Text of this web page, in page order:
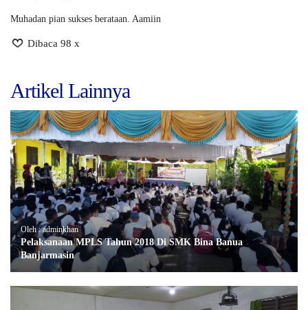
Muhadan pian sukses berataan. Aamiin
Dibaca 98 x
Artikel Lainnya
Oleh : adminkhan
Pelaksanaan MPLS Tahun 2018 Di SMK Bina Banua
Banjarmasin